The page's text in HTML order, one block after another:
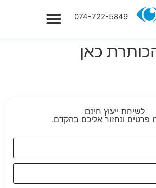
074-722-5849
כאן
לשיחת ייעוץ חינם
פרטים ונחזור אליכם בהקדם.